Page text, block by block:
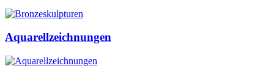
Aquarellzeichnungen